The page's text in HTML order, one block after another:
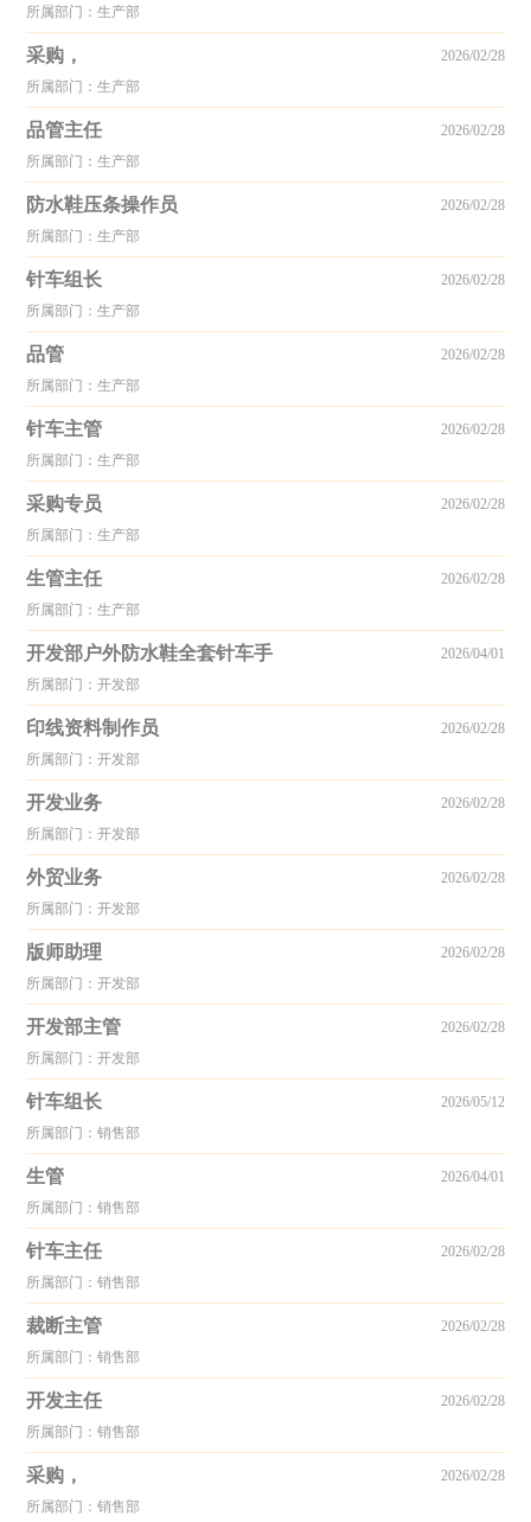
所属部门：生产部
采购，
所属部门：生产部
2026/02/28
品管主任
所属部门：生产部
2026/02/28
防水鞋压条操作员
所属部门：生产部
2026/02/28
针车组长
所属部门：生产部
2026/02/28
品管
所属部门：生产部
2026/02/28
针车主管
所属部门：生产部
2026/02/28
采购专员
所属部门：生产部
2026/02/28
生管主任
所属部门：生产部
2026/02/28
开发部户外防水鞋全套针车手
所属部门：开发部
2026/04/01
印线资料制作员
所属部门：开发部
2026/02/28
开发业务
所属部门：开发部
2026/02/28
外贸业务
所属部门：开发部
2026/02/28
版师助理
所属部门：开发部
2026/02/28
开发部主管
所属部门：开发部
2026/02/28
针车组长
所属部门：销售部
2026/05/12
生管
所属部门：销售部
2026/04/01
针车主任
所属部门：销售部
2026/02/28
裁断主管
所属部门：销售部
2026/02/28
开发主任
所属部门：销售部
2026/02/28
采购，
所属部门：销售部
2026/02/28